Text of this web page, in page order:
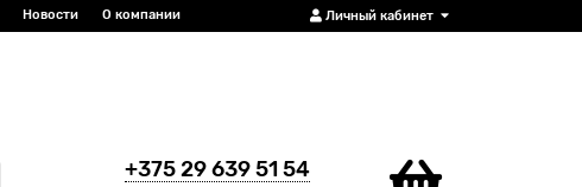
Личный кабинет
Новости О компании
+375 29 639 51 54